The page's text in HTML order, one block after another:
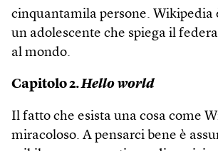
cinquantamila persone. Wikipedia
un adolescente che spiega il
al mondo.
Capitolo 2.Hello world
Il fatto che esista una cosa come
miracoloso. A pensarci bene è